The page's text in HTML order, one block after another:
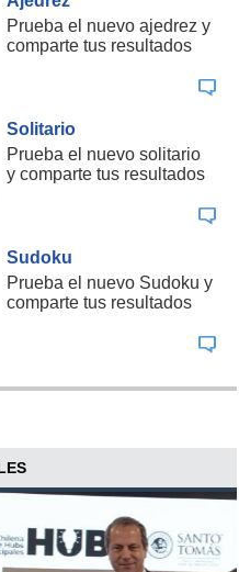
Prueba el nuevo ajedrez y
comparte tus resultados
Solitario
Prueba el nuevo solitario
y comparte tus resultados
Sudoku
Prueba el nuevo Sudoku y
comparte tus resultados